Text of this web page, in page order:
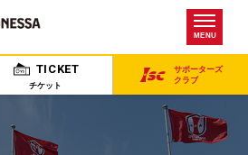
MENU
TICKET
チケット
サポーターズ
クラブ